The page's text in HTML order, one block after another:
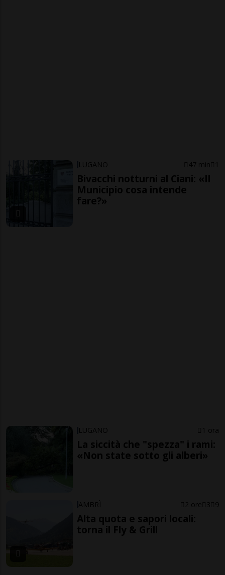
LUGANO 47 min 1
Bivacchi notturni al Ciani: «Il
Municipio cosa intende
fare?»
LUGANO 1 ora
La siccità che "spezza" i rami:
«Non state sotto gli alberi»
AMBRÌ 2 ore 3 9
Alta quota e sapori locali:
torna il Fly & Grill